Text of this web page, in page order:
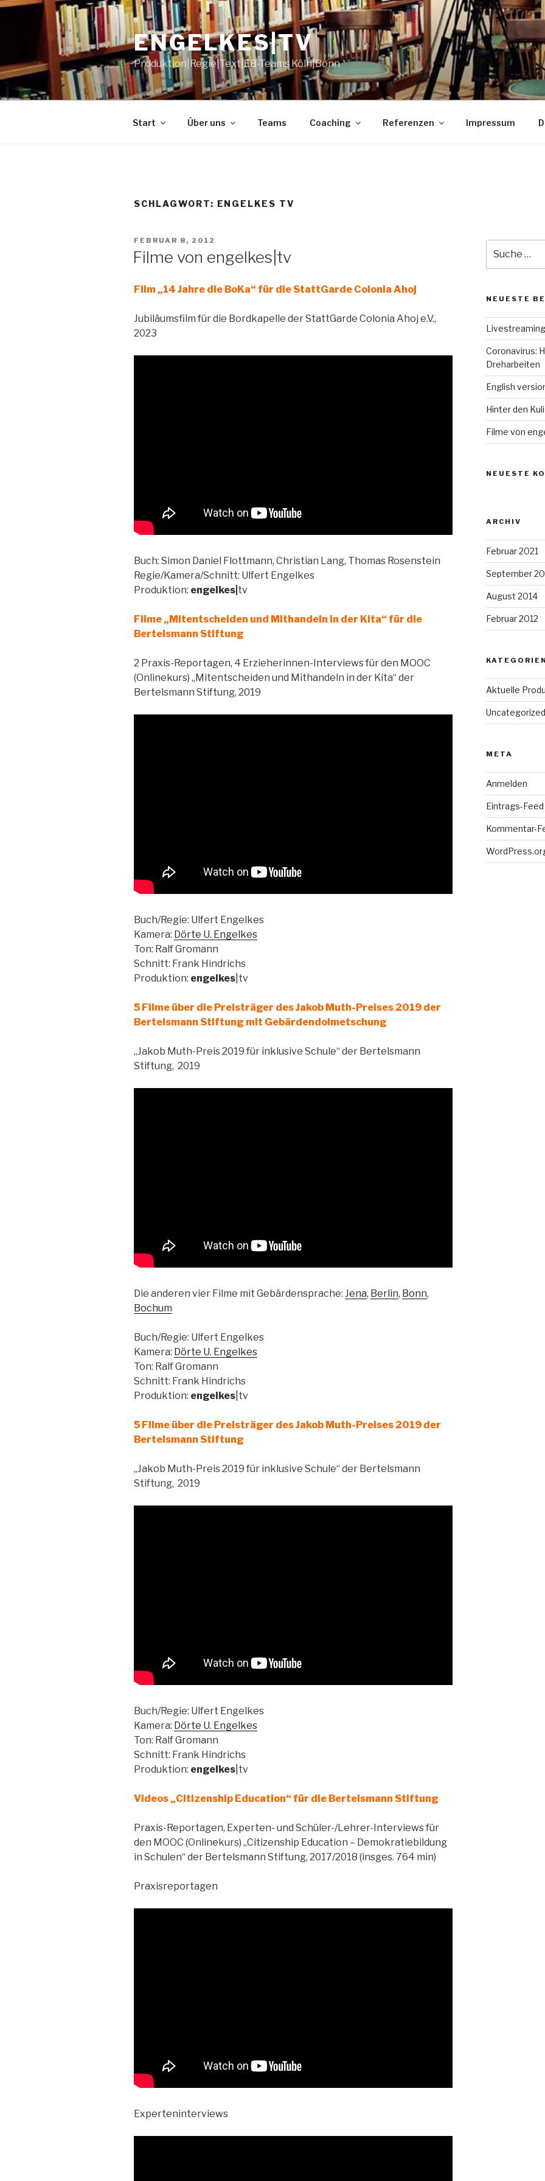
Zum
ENGELKES|TV
Produktion|Regie|Text|EB-Teams Köln|Bonn
Start Über uns Teams Coaching Referenzen Impressum
SCHLAGWORT: ENGELKES TV
VERÖFFENTLICHT
FEBRUAR 8, 2012
Filme von engelkes|tv
Film „14 Jahre die BoKa“ für die StattGarde Colonia Ahoj
Jubiläumsfilm für die Bordkapelle der StattGarde Colonia Ahoj e.V.,
2023
Buch: Simon Daniel Flottmann, Christian Lang, Thomas Rosenstein
Regie/Kamera/Schnitt: Ulfert Engelkes
Produktion: engelkes| tv
Filme „Mitentscheiden und Mithandeln in der Kita“ für die
Bertelsmann Stiftung
2 Praxis-Reportagen, 4 Erzieherinnen-Interviews für den MOOC
(Onlinekurs) „Mitentscheiden und Mithandeln in der Kita“ der
Bertelsmann Stiftung, 2019
Buch/Regie: Ulfert Engelkes
Kamera: Dörte U. Engelkes
Ton: Ralf Gromann
Schnitt: Frank Hindrichs
Produktion: engelkes |tv
5 Filme über die Preisträger des Jakob Muth-Preises 2019 der
Bertelsmann Stiftung mit Gebärdendolmetschung
„Jakob Muth-Preis 2019 für inklusive Schule“ der Bertelsmann
Stiftung, 2019
Die anderen vier Filme mit Gebärdensprache: Jena, Berlin, Bonn,
Bochum
Buch/Regie: Ulfert Engelkes
Kamera: Dörte U. Engelkes
Ton: Ralf Gromann
Schnitt: Frank Hindrichs
Produktion: engelkes |tv
5 Filme über die Preisträger des Jakob Muth-Preises 2019 der
Bertelsmann Stiftung
„Jakob Muth-Preis 2019 für inklusive Schule“ der Bertelsmann
Stiftung, 2019
Buch/Regie: Ulfert Engelkes
Kamera: Dörte U. Engelkes
Ton: Ralf Gromann
Schnitt: Frank Hindrichs
Produktion: engelkes |tv
Videos „Citizenship Education“ für die Bertelsmann Stiftung
Praxis-Reportagen, Experten- und Schüler-/Lehrer-Interviews für
den MOOC (Onlinekurs) „Citizenship Education – Demokratiebildung
in Schulen“ der Bertelsmann Stiftung, 2017/2018 (insges. 764 min)
Praxisreportagen
Experteninterviews
nach:
NEUESTE
Livestreaming
Coronavirus:
Dreharbeiten
English
Hinter den
Filme von
NEUESTE
ARCHIV
Februar 2021
September
August 2014
Februar 2012
KATEGORIEN
Aktuelle
Uncategorized
META
Anmelden
Eintrags-Feed
Kommentar-